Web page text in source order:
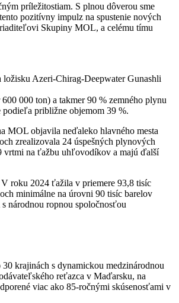
príležitostiam. S plnou dôverou sme
pozitívny impulz na spustenie nových
Skupiny MOL, a celému tímu
Azeri-Chirag-Deepwater Gunashli
000 ton) a takmer 90 % zemného plynu
približne objemom 39 %.
MOL objavila neďaleko hlavného mesta
zrealizovala 24 úspešných plynových
vrtmi na ťažbu uhľovodíkov a majú ďalší
roku 2024 ťažila v priemere 93,8 tisíc
minimálne na úrovni 90 tisíc barelov
národnou ropnou spoločnosťou
krajinách s dynamickou medzinárodnou
reťazca v Maďarsku, na
viac ako 85-ročnými skúsenosťami v